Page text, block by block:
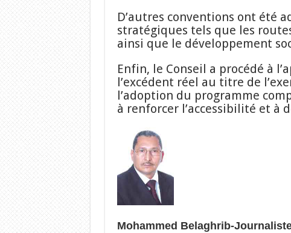
D’autres conventions ont été
stratégiques tels que les
ainsi que le développement
Enfin, le Conseil a procédé à
l’excédent réel au titre de
l’adoption du programme
à renforcer l’accessibilité et à
Mohammed Belaghrib-